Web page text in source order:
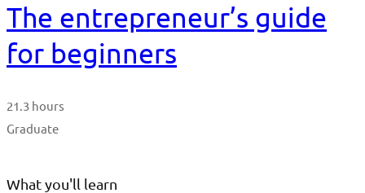
The entrepreneur’s guide
for beginners
21.3 hours
Graduate
What you'll learn